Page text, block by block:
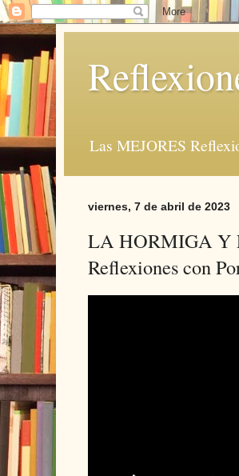
Las MEJORES
viernes, 7 de abril de 2023
LA HORMIGA Y
Reflexiones con